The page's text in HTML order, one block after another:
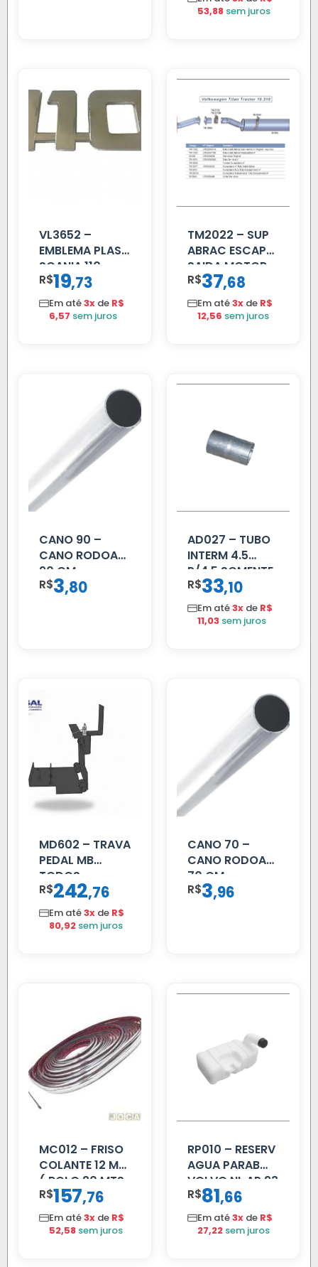
53,88 sem juros
VL3652 –
EMBLEMA PLAST
SCANIA 110
CROMADO
R$19,73
Em até3x de R$
6,57 sem juros
TM2022 – SUP
ABRAC ESCAP
SAIDA MOTOR
VW TITAN
R$37,68
Em até3x de R$
12,56 sem juros
CANO 90 –
CANO RODOAR
90 CM
R$3,80
AD027 – TUBO
INTERM 4.5
P/4.5 SOMENTE
PROLONGADOR
R$33,10
Em até3x de R$
11,03 sem juros
MD602 – TRAVA
PEDAL MB
TODOS
R$242,76
Em até3x de R$
80,92 sem juros
CANO 70 –
CANO RODOAR
70 CM
R$3,96
MC012 – FRISO
COLANTE 12 MM
( ROLO 20 MTS
)
R$157,76
Em até3x de R$
52,58 sem juros
RP010 – RESERV
AGUA PARAB
VOLVO NL AP 93
R$81,66
Em até3x de R$
27,22 sem juros